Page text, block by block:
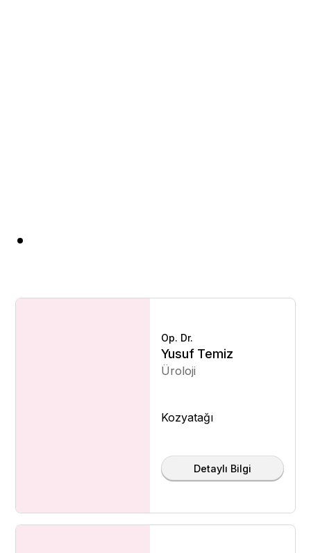
Op. Dr.
Yusuf Temiz
Üroloji
Kozyatağı
Detaylı Bilgi